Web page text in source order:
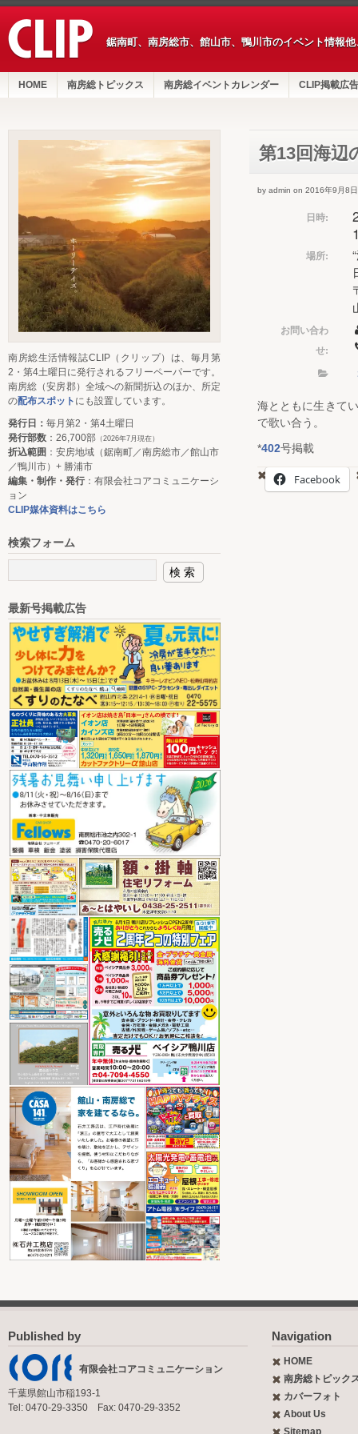
鋸南町、南房総市、館山市、鴨川市のイベント情報
HOME 南房総トピックス 南房総イベントカレンダー CLIP掲載広告
第13回海辺
by admin on 2016年9月8日
日時:
場所:
お問い合わ
せ:
海とともに生きて
で歌い合う。
*402号掲載
Facebook
南房総生活情報誌CLIP（クリップ）は、毎月第
2・第4土曜日に発行されるフリーペーパーです。
南房総（安房郡）全域への新聞折込のほか、所定
の配布スポット にも設置しています。
発行日： 毎月第2・第4土曜日
発行部数 ：26,700部 （2026年7月現在）
折込範囲 ：安房地域（鋸南町／南房総市／館山市
／鴨川市）+ 勝浦市
編集・制作・発行：有限会社コアコミュニケーシ
ョン
CLIP媒体資料はこちら
検索フォーム
最新号掲載広告
Published by
有限会社コアコミュニケーション
千葉県館山市稲193-1
Tel: 0470-29-3350 Fax: 0470-29-3352
Navigation
HOME
南房総トピック
カバーフォト
About Us
Sitemap